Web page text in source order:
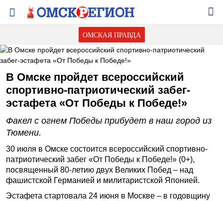
ОМСКАЯ ПРАВДА
В Омске пройдет всероссийский
спортивно-патриотический забег-
эстафета «От Победы к Победе!»
Факел с огнем Победы прибудет в наш город из
Тюмени.
30 июля в Омске состоится всероссийский спортивно-
патриотический забег «От Победы к Победе!» (0+),
посвященный 80-летию двух Великих Побед – над
фашистской Германией и милитаристской Японией.
Эстафета стартовала 24 июня в Москве – в годовщину